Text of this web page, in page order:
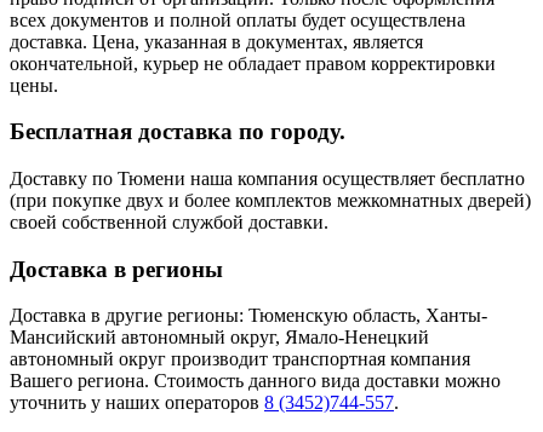
всех документов и полной оплаты будет осуществлена
доставка. Цена, указанная в документах, является
окончательной, курьер не обладает правом корректировки
цены.
Бесплатная доставка по городу.
Доставку по Тюмени наша компания осуществляет бесплатно
(при покупке двух и более комплектов межкомнатных дверей)
своей собственной службой доставки.
Доставка в регионы
Доставка в другие регионы: Тюменскую область, Ханты-
Мансийский автономный округ, Ямало-Ненецкий
автономный округ производит транспортная компания
Вашего региона. Стоимость данного вида доставки можно
уточнить у наших операторов 8 (3452)744-557.